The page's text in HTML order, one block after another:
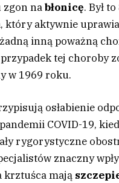
nabłonicę. Był
który aktywnie
inną poważną
tej choroby
w 1969 roku.
osłabienie
COVID-19,
rygorystyczne
znaczny
krztuśca mają